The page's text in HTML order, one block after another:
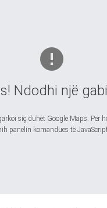
Ndodhi një
siç duhet Google Maps. Për
panelin komandues të